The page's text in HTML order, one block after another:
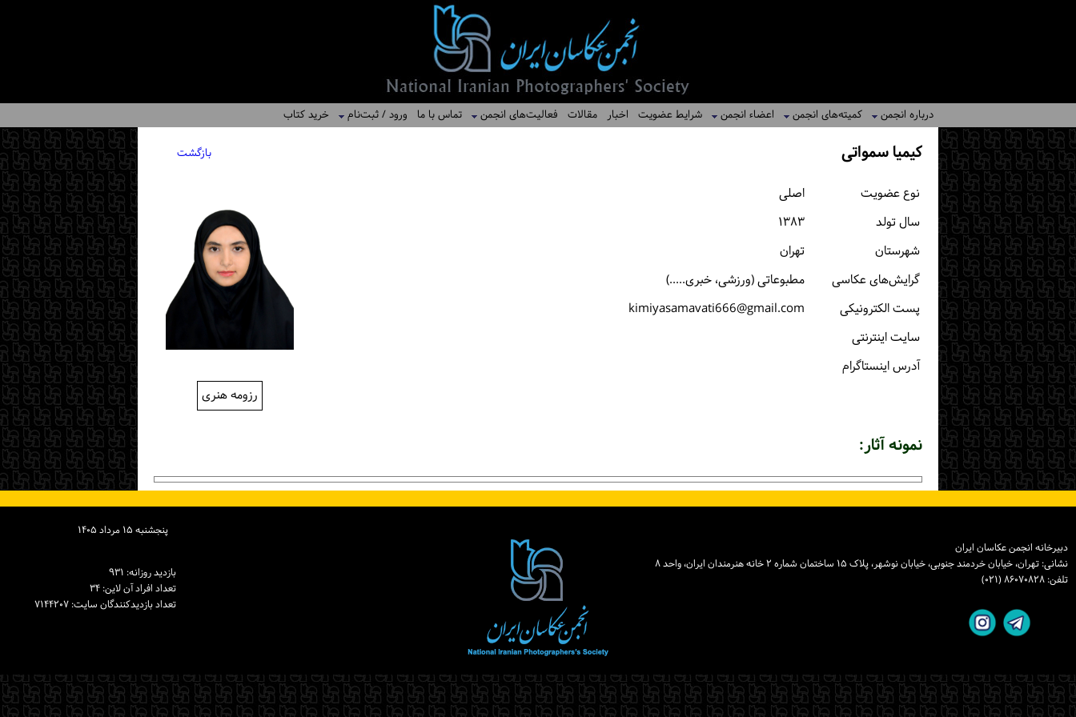
درباره انجمن کمیته‌های انجمن اعضاء انجمن شرایط عضویت اخبار مقالات فعالیت‌های انجمن تماس با ما ورود / ثبت‌نام خرید کتاب
کیمیا سمواتی بازگشت
رزومه هنری
نوع عضویت
اصلی
سال تولد
۱۳۸۳
شهرستان
تهران
گرایش‌های عکاسی
مطبوعاتی (ورزشی، خبری.....)
پست الكترونیكی
kimiyasamavati666@gmail.com
سایت اینترنتی
آدرس اینستاگرام
نمونه آثار:
پنجشنبه ۱۵ مرداد ۱۴۰۵
بازدید روزانه: ۹۳۱
تعداد افراد آن لاین: ۳۴
تعداد بازدیدكنندگان سایت: ۷۱۴۴۲۰۷
دبیرخانه انجمن عکاسان ایران
نشانی: تهران، خیابان خردمند جنوبی، خیابان نوشهر، پلاک ۱۵ ساختمان شماره ۲ خانه هنرمندان ایران، واحد ۸
تلفن: ۸۶۰۷۰۸۲۸ (۰۲۱)